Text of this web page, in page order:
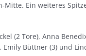
Ein weiteres
(2 Tore), Anna
Emily Büttner (3) und